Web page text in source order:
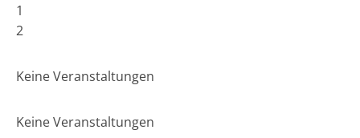
1
2
Keine Veranstaltungen
Keine Veranstaltungen